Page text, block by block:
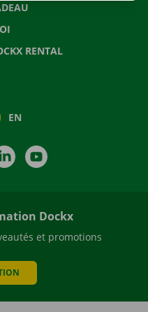
RENTAL
EN
LinkedIn
Dockx
et promotions